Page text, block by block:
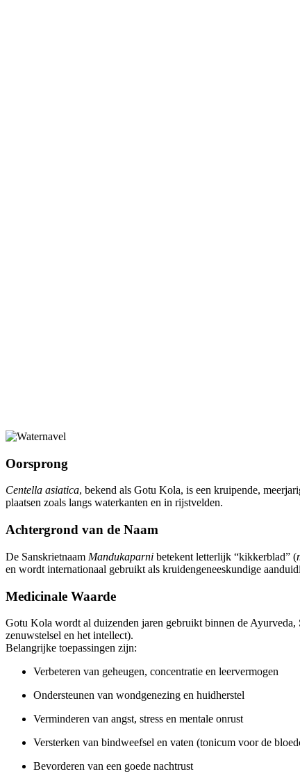
Oorsprong
Centella asiatica, bekend als Gotu Kola, is een kruipende,
plaatsen zoals langs waterkanten en in rijstvelden.
Achtergrond van de Naam
De Sanskrietnaam Mandukaparni betekent letterlijk “kikkerblad” (
en wordt internationaal gebruikt als kruidengeneeskundige
Medicinale Waarde
Gotu Kola wordt al duizenden jaren gebruikt binnen de Ayurveda,
zenuwstelsel en het intellect).
Belangrijke toepassingen zijn:
Verbeteren van geheugen, concentratie en leervermogen
Ondersteunen van wondgenezing en huidherstel
Verminderen van angst, stress en mentale onrust
Versterken van bindweefsel en vaten (tonicum voor de
Bevorderen van een goede nachtrust